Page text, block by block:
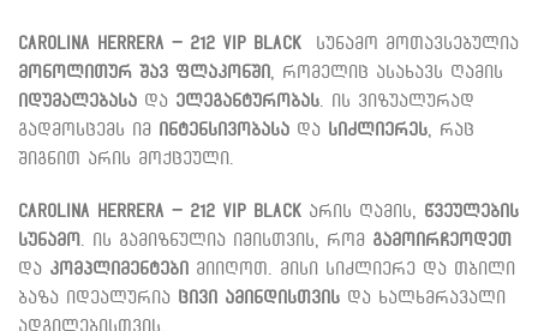
Carolina Herrera – 212 VIP Black სუნამო მოთავსებულია
მონოლითურ შავ ფლაკონში
, რომელიც ასახავს ღამის
იდუმალებასა და ელეგანტურობას . ის ვიზუალურად
გადმოსცემს იმ
ინტენსივობასა და სიძლიერეს , რაც
შიგნით არის მოქცეული.
Carolina Herrera – 212 VIP Black არის ღამის, წვეულების
სუნამო
. ის გამიზნულია იმისთვის, რომ გამოირჩეოდეთ
და კომპლიმენტები
მიიღოთ. მისი სიძლიერე და თბილი
ბაზა იდეალურია ცივი ამინდისთვის და ხალხმრავალი
ადგილებისთვის.